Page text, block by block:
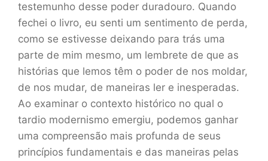
testemunho desse poder duradouro. Quando
fechei o livro, eu senti um sentimento de perda,
como se estivesse deixando para trás uma
parte de mim mesmo, um lembrete de que as
histórias que lemos têm o poder de nos moldar,
de nos mudar, de maneiras ler e inesperadas.
Ao examinar o contexto histórico no qual o
tardio modernismo emergiu, podemos ganhar
uma compreensão mais profunda de seus
princípios fundamentais e das maneiras pelas